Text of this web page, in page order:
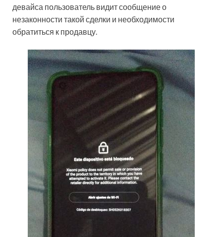
девайса пользователь видит сообщение о
незаконности такой сделки и необходимости
обратиться к продавцу.